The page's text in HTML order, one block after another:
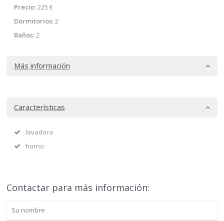
Precio: 225 €
Dormitorios: 2
Baños: 2
Más información
Características
lavadora
horno
Contactar para más información: